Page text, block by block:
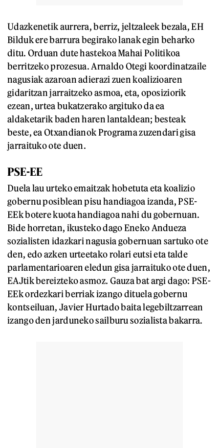
Udazkenetik aurrera, berriz, jeltzaleek bezala, EH
Bilduk ere barrura begirako lanak egin beharko
ditu. Orduan dute hastekoa Mahai Politikoa
berritzeko prozesua. Arnaldo Otegi koordinatzaile
nagusiak azaroan adierazi zuen koalizioaren
gidaritzan jarraitzeko asmoa, eta, oposiziorik
ezean, urtea bukatzerako argituko da ea
aldaketarik baden haren lantaldean; besteak
beste, ea Otxandianok Programa zuzendari gisa
jarraituko ote duen.
PSE-EE
Duela lau urteko emaitzak hobetuta eta koalizio
gobernu posiblean pisu handiagoa izanda, PSE-
EEk botere kuota handiagoa nahi du gobernuan.
Bide horretan, ikusteko dago Eneko Andueza
sozialisten idazkari nagusia gobernuan sartuko ote
den, edo azken urteetako rolari eutsi eta talde
parlamentarioaren eledun gisa jarraituko ote duen,
EAJtik bereizteko asmoz. Gauza bat argi dago: PSE-
EEk ordezkari berriak izango dituela gobernu
kontseiluan, Javier Hurtado baita legebiltzarrean
izango den jarduneko sailburu sozialista bakarra.